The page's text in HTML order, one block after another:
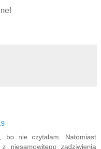
nie czytałam. Natomiast
niesamowitego zadziwienia